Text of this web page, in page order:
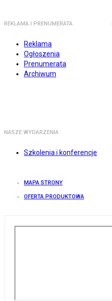
REKLAMA I PRENUMERATA
Reklama
Ogłoszenia
Prenumerata
Archiwum
NASZE WYDARZENIA
Szkolenia i konferencje
MAPA STRONY
OFERTA PRODUKTOWA